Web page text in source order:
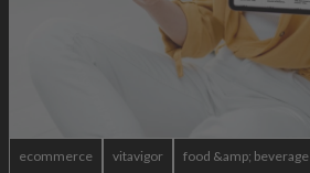
ecommerce vitavigor food &amp; beverage